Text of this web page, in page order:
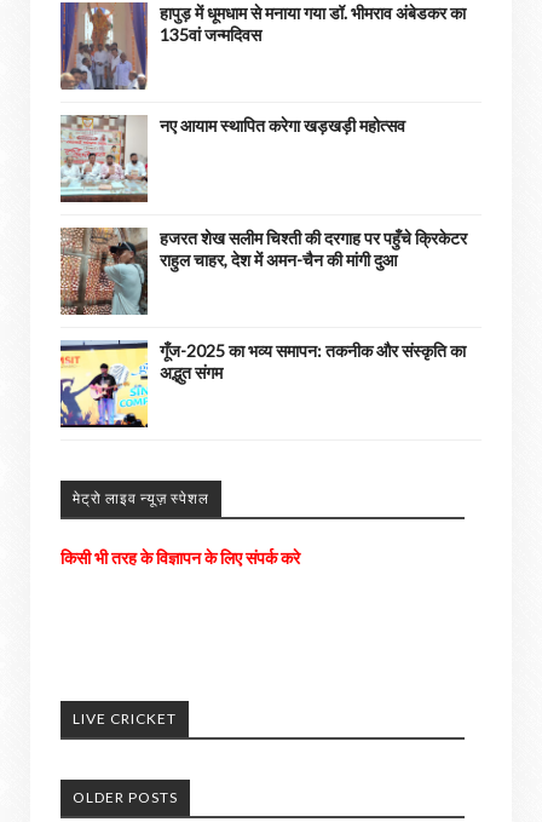
हापुड़ में धूमधाम से मनाया गया डॉ. भीमराव अंबेडकर का
135वां जन्मदिवस
नए आयाम स्थापित करेगा खड़खड़ी महोत्सव
हजरत शेख सलीम चिश्ती की दरगाह पर पहुँचे क्रिकेटर
राहुल चाहर, देश में अमन-चैन की मांगी दुआ
गूँज-2025 का भव्य समापन: तकनीक और संस्कृति का
अद्भुत संगम
मेट्रो लाइव न्यूज़ स्पेशल
किसी भी तरह के विज्ञापन के लिए संपर्क करे
LIVE CRICKET
OLDER POSTS